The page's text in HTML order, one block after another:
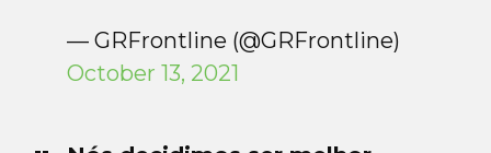
— GRFrontline (@GRFrontline)
October 13, 2021